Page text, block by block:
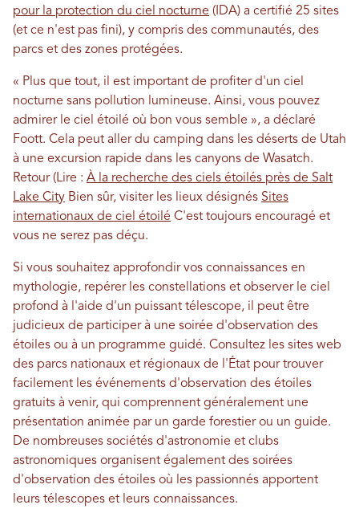
pour la protection du ciel nocturne (IDA) a certifié 25 sites
(et ce n'est pas fini), y compris des communautés, des
parcs et des zones protégées.
« Plus que tout, il est important de profiter d'un ciel
nocturne sans pollution lumineuse. Ainsi, vous pouvez
admirer le ciel étoilé où bon vous semble », a déclaré
Foott. Cela peut aller du camping dans les déserts de Utah
à une excursion rapide dans les canyons de Wasatch.
Retour (Lire : À la recherche des ciels étoilés près de Salt
Lake City Bien sûr, visiter les lieux désignés Sites
internationaux de ciel étoilé C'est toujours encouragé et
vous ne serez pas déçu.
Si vous souhaitez approfondir vos connaissances en
mythologie, repérer les constellations et observer le ciel
profond à l'aide d'un puissant télescope, il peut être
judicieux de participer à une soirée d'observation des
étoiles ou à un programme guidé. Consultez les sites web
des parcs nationaux et régionaux de l'État pour trouver
facilement les événements d'observation des étoiles
gratuits à venir, qui comprennent généralement une
présentation animée par un garde forestier ou un guide.
De nombreuses sociétés d'astronomie et clubs
astronomiques organisent également des soirées
d'observation des étoiles où les passionnés apportent
leurs télescopes et leurs connaissances.